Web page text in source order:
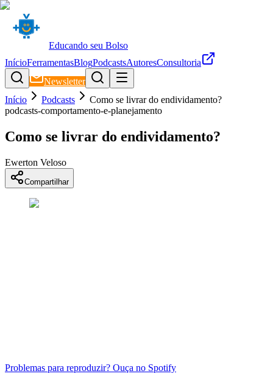
Educando seu Bolso
InícioFerramentasBlogPodcastsAutoresConsultoria
Newsletter
Início
Podcasts
Como se livrar do endividamento?
podcasts-comportamento-e-planejamento
Como se livrar do endividamento?
Ewerton Veloso
Compartilhar
Problemas para reproduzir? Ouça no Spotify